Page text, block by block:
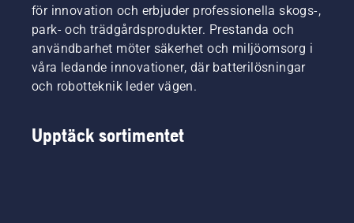
för innovation och erbjuder professionella skogs-,
park- och trädgårdsprodukter. Prestanda och
användbarhet möter säkerhet och miljöomsorg i
våra ledande innovationer, där batterilösningar
och robotteknik leder vägen.
Upptäck sortimentet